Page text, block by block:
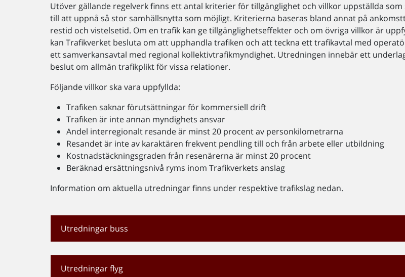
Utöver gällande regelverk finns ett antal kriterier för tillgänglighet och villkor uppställda som
till att uppnå så stor samhällsnytta som möjligt. Kriterierna baseras bland annat på
restid och vistelsetid. Om en trafik kan ge tillgänglighetseffekter och om övriga villkor är
kan Trafikverket besluta om att upphandla trafiken och att teckna ett trafikavtal med
ett samverkansavtal med regional kollektivtrafikmyndighet. Utredningen innebär ett
beslut om allmän trafikplikt för vissa relationer.
Följande villkor ska vara uppfyllda:
Trafiken saknar förutsättningar för kommersiell drift
Trafiken är inte annan myndighets ansvar
Andel interregionalt resande är minst 20 procent av personkilometrarna
Resandet är inte av karaktären frekvent pendling till och från arbete eller utbildning
Kostnadstäckningsgraden från resenärerna är minst 20 procent
Beräknad ersättningsnivå ryms inom Trafikverkets anslag
Information om aktuella utredningar finns under respektive trafikslag nedan.
Utredningar buss
Utredningar flyg